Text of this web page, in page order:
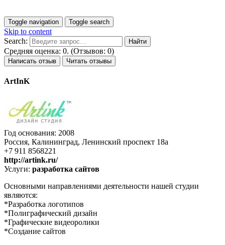
Toggle navigation Toggle search
Skip to content
Search:
Средняя оценка: 0. (Отзывов: 0)
Написать отзыв Читать отзывы
ArtInK
Год основания: 2008
Россия, Калининград, Ленинский проспект 18а
+7 911 8568221
http://artink.ru/
Услуги: разработка сайтов
Основными направлениями деятельности нашей студии
являются:
*Разработка логотипов
*Полиграфический дизайн
*Графические видеоролики
*Создание сайтов